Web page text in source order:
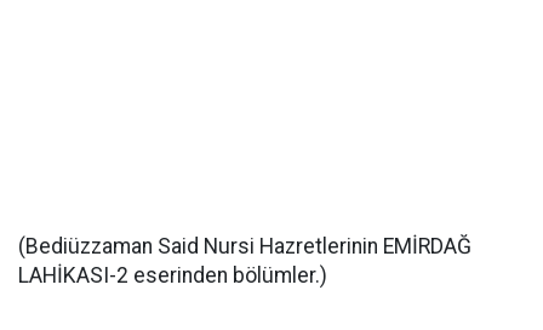
(Bediüzzaman Said Nursi Hazretlerinin EMİRDAĞ
LAHİKASI-2 eserinden bölümler.)